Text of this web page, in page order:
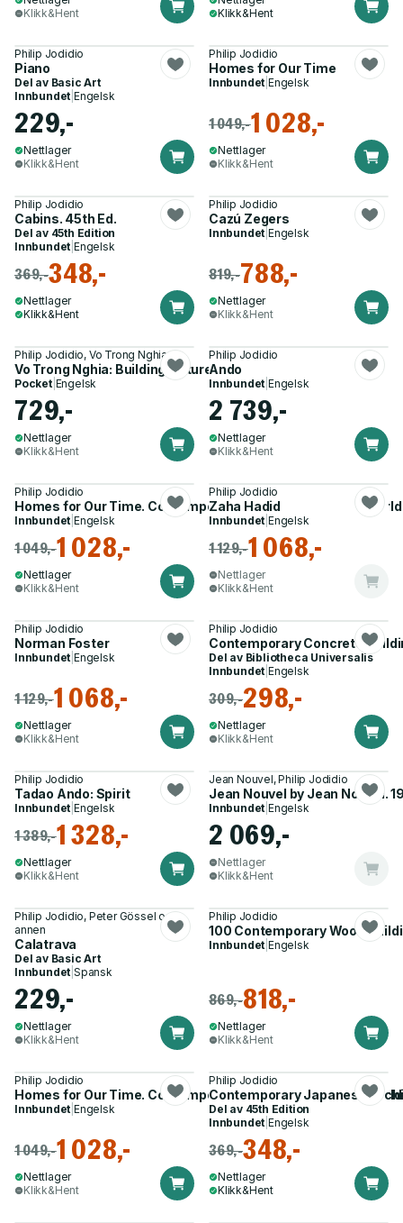
Klikk&Hent
Klikk&Hent
Philip Jodidio
Piano
Del av Basic Art
Innbundet |Engelsk
229,-
Nettlager
Klikk&Hent
Philip Jodidio
Homes for Our Time
Innbundet |Engelsk
1 049,-1 028,-
Nettlager
Klikk&Hent
Philip Jodidio
Cabins. 45th Ed.
Del av 45th Edition
Innbundet |Engelsk
369,-348,-
Nettlager
Klikk&Hent
Philip Jodidio
Cazú Zegers
Innbundet |Engelsk
819,-788,-
Nettlager
Klikk&Hent
Philip Jodidio, Vo Trong Nghia
Vo Trong Nghia: Building Nature
Pocket| Engelsk
729,-
Nettlager
Klikk&Hent
Philip Jodidio
Ando
Innbundet |Engelsk
2 739,-
Nettlager
Klikk&Hent
Philip Jodidio
Homes for Our Time. Contemporary Houses around the
Innbundet |Engelsk
1 049,-1 028,-
Nettlager
Klikk&Hent
Philip Jodidio
Zaha Hadid
Innbundet |Engelsk
1 129,-1 068,-
Nettlager
Klikk&Hent
Philip Jodidio
Norman Foster
Innbundet |Engelsk
1 129,-1 068,-
Nettlager
Klikk&Hent
Philip Jodidio
Contemporary Concrete
Del av Bibliotheca Universalis
Innbundet |Engelsk
309,-298,-
Nettlager
Klikk&Hent
Philip Jodidio
Tadao Ando: Spirit
Innbundet |Engelsk
1 389,-1 328,-
Nettlager
Klikk&Hent
Jean Nouvel, Philip Jodidio
Jean Nouvel by Jean Nouvel.
Innbundet |Engelsk
2 069,-
Nettlager
Klikk&Hent
Philip Jodidio, Peter Gössel og 1
annen
Calatrava
Del av Basic Art
Innbundet |Spansk
229,-
Nettlager
Klikk&Hent
Philip Jodidio
100 Contemporary Wood
Innbundet |Engelsk
869,-818,-
Nettlager
Klikk&Hent
Philip Jodidio
Homes for Our Time. Contemporary Houses around the World
Innbundet |Engelsk
1 049,-1 028,-
Nettlager
Klikk&Hent
Philip Jodidio
Contemporary Japanese
Del av 45th Edition
Innbundet |Engelsk
369,-348,-
Nettlager
Klikk&Hent